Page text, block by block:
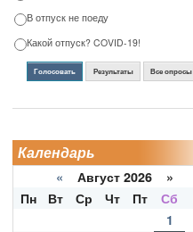
В отпуск не поеду
Какой отпуск? COVID-19!
Голосовать Результаты Все опросы
Календарь
« Август 2026 »
Пн
Вт Ср Чт Пт Сб
1